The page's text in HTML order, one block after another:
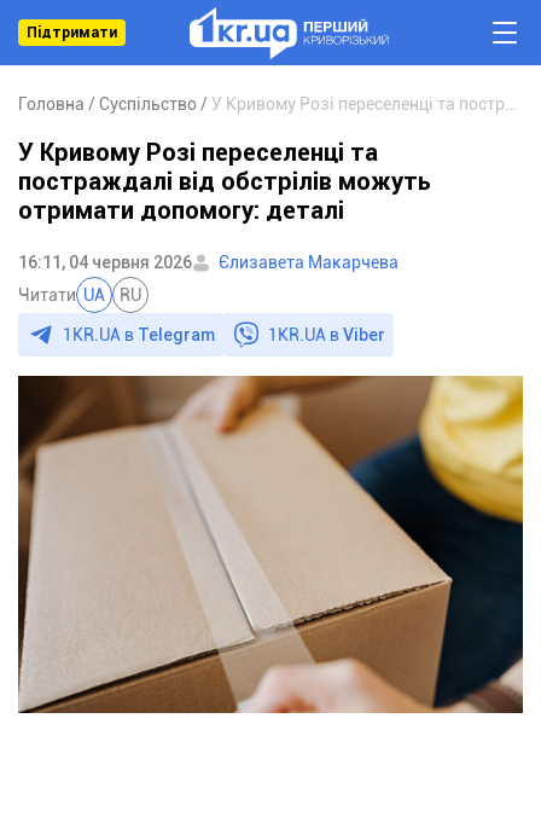
Підтримати
Головна Суспільство
У Кривому Розі переселенці та
постраждалі від обстрілів можуть
отримати допомогу: деталі
16:11, 04 червня 2026
Єлизавета Макарчева
Читати UA RU
1KR.UA в Telegram 1KR.UA вViber